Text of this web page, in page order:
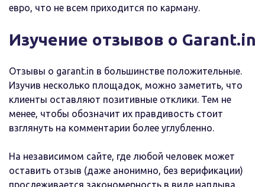
евро, что не всем приходится по карману.
Изучение отзывов о Garant.in
Отзывы о garant.in в большинстве положительные.
Изучив несколько площадок, можно заметить, что
клиенты оставляют позитивные отклики. Тем не
менее, чтобы обозначит их правдивость стоит
взглянуть на комментарии более углубленно.
На независимом сайте, где любой человек может
оставить отзыв (даже анонимно, без верификации)
прослеживается закономерность в виде наплыва